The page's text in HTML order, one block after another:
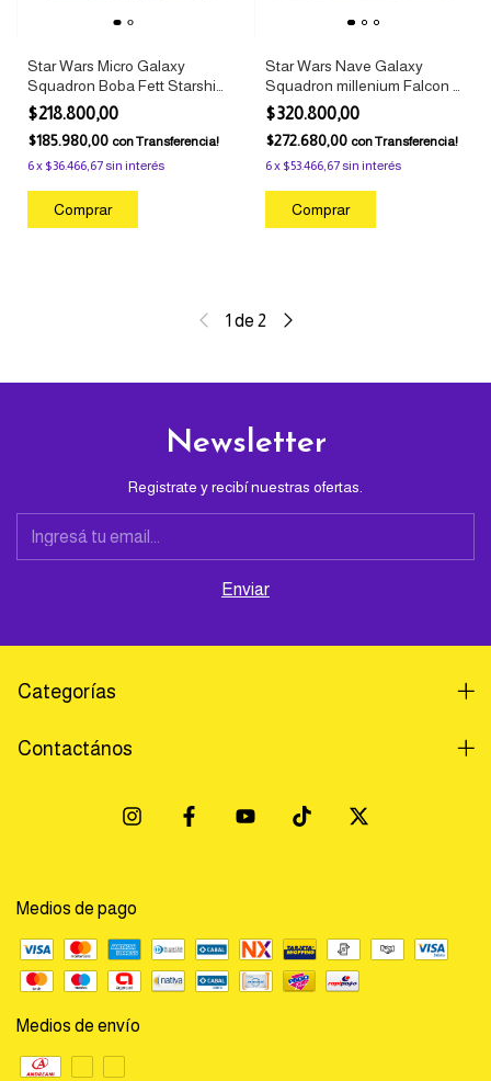
Star Wars Micro Galaxy
Squadron Boba Fett Starship
Replay
$218.800,00
$185.980,00 conTransferencia!
6x $36.466,67sin interés
Star Wars Nave Galaxy
Squadron millenium Falcon +
4 Figuras
$320.800,00
$272.680,00 conTransferencia!
6x $53.466,67sin interés
1 de 2
Newsletter
Registrate y recibí nuestras ofertas.
Categorías
Contactános
Medios de pago
Medios de envío